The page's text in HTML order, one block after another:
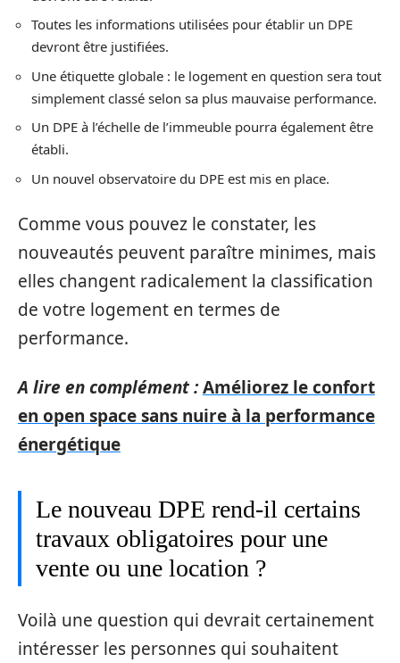
Toutes les informations utilisées pour établir un DPE
devront être justifiées.
Une étiquette globale : le logement en question sera tout
simplement classé selon sa plus mauvaise performance.
Un DPE à l’échelle de l’immeuble pourra également être
établi.
Un nouvel observatoire du DPE est mis en place.
Comme vous pouvez le constater, les
nouveautés peuvent paraître minimes, mais
elles changent radicalement la classification
de votre logement en termes de
performance.
A lire en complément :Améliorez le confort
en open space sans nuire à la performance
énergétique
Le nouveau DPE rend-il certains
travaux obligatoires pour une
vente ou une location ?
Voilà une question qui devrait certainement
intéresser les personnes qui souhaitent